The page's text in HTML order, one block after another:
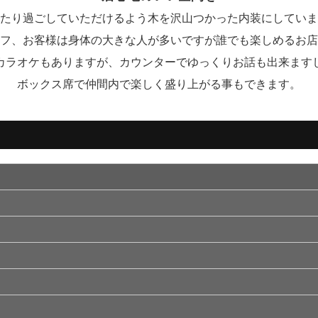
り過ごしていただけるよう木を沢山つかった内装にしていま
、お客様は身体の大きな人が多いですが誰でも楽しめるお店
ラオケもありますが、カウンターでゆっくりお話も出来ます
ボックス席で仲間内で楽しく盛り上がる事もできます。